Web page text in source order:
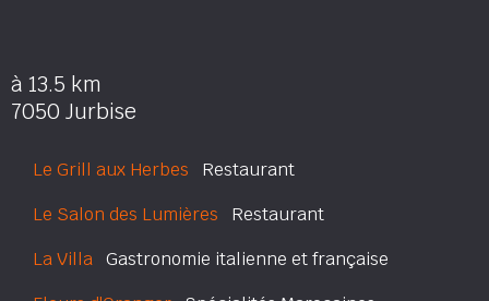
à 13.5 km
7050 Jurbise
Le Grill aux Herbes Restaurant
Le Salon des Lumières Restaurant
La Villa Gastronomie italienne et française